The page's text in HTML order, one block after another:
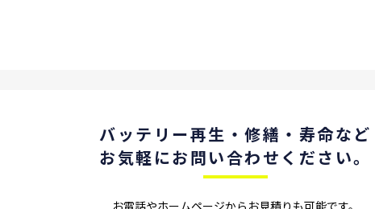
バッテリー再⽣ ・修繕・寿命など
お気軽にお問い合わせください。
お電話やホームページからお⾒積りも可能です。